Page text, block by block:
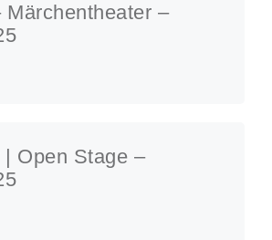
Märchentheater –
| Open Stage –